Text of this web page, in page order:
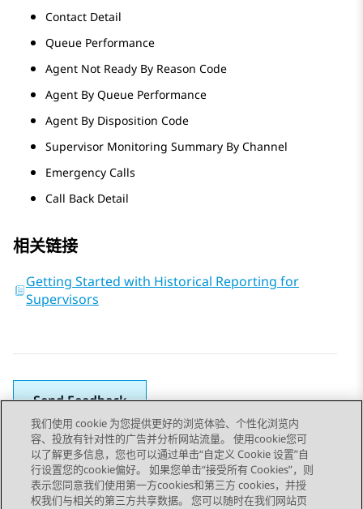
Contact Detail
Queue Performance
Agent Not Ready By Reason Code
Agent By Queue Performance
Agent By Disposition Code
Supervisor Monitoring Summary By Channel
Emergency Calls
Call Back Detail
相关链接
Getting Started with Historical Reporting for
Supervisors
Send Feedback
Topic navigation
上一主题 下一主题
我们使用 cookie 为您提供更好的浏览体验、个性化浏览内
容、投放有针对性的广告并分析网站流量。 使用cookie您可
以了解更多信息，您也可以通过单击“自定义 Cookie 设置”自
行设置您的cookie偏好。 如果您单击“接受所有 Cookies”，则
表示您同意我们使用第一方cookies和第三方 cookies，并授
权我们与相关的第三方共享数据。 您可以随时在我们网站页